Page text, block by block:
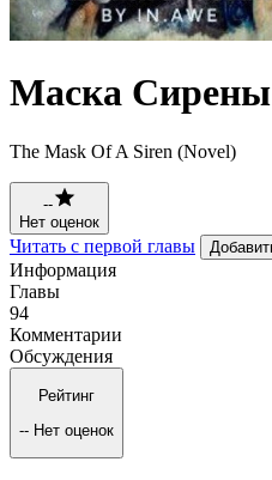
Маска
The Mask Of A Siren (Novel)
--
Нет оценок
Читать с первой главы
Информация
Главы
94
Комментарии
Обсуждения
Рейтинг
-- Нет оценок